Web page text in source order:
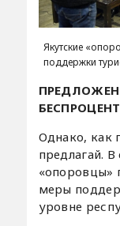
Якутские
поддержки
Однако, как
предлагай. В
«опоровцы»
меры
уровне